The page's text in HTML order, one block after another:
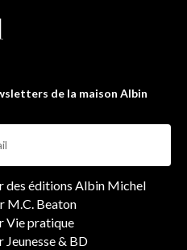
de la maison Albin
des éditions Albin Michel
M.C. Beaton
Vie pratique
Jeunesse & BD